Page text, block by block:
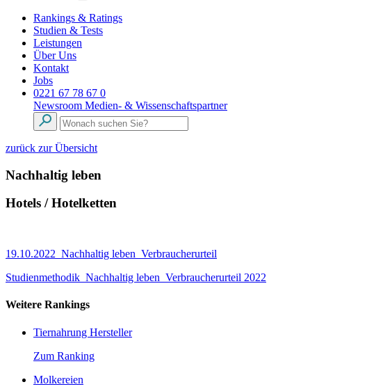
Rankings & Ratings
Studien & Tests
Leistungen
Über Uns
Kontakt
Jobs
0221 67 78 67 0
Newsroom Medien- & Wissenschaftspartner
zurück zur Übersicht
Nachhaltig leben
Hotels / Hotelketten
19.10.2022_Nachhaltig leben_Verbraucherurteil
Studienmethodik_Nachhaltig leben_Verbraucherurteil 2022
Weitere Rankings
Tiernahrung Hersteller
Zum Ranking
Molkereien